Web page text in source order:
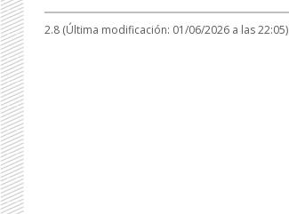
2.8 (Última modificación: 01/06/2026 a las 22:05)